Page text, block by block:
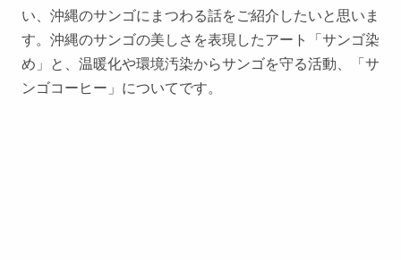
い、沖縄のサンゴにまつわる話をご紹介したいと思いま
す。沖縄のサンゴの美しさを表現したアート「サンゴ染
め」と、温暖化や環境汚染からサンゴを守る活動、「サ
ンゴコーヒー」についてです。